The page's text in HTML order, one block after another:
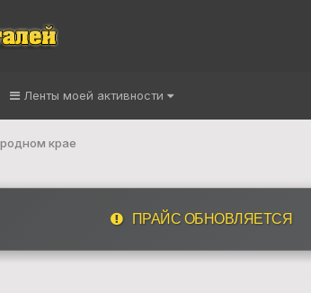
Ленты моей активности
крае
ПРАЙС ОБНОВЛЯЕТСЯ